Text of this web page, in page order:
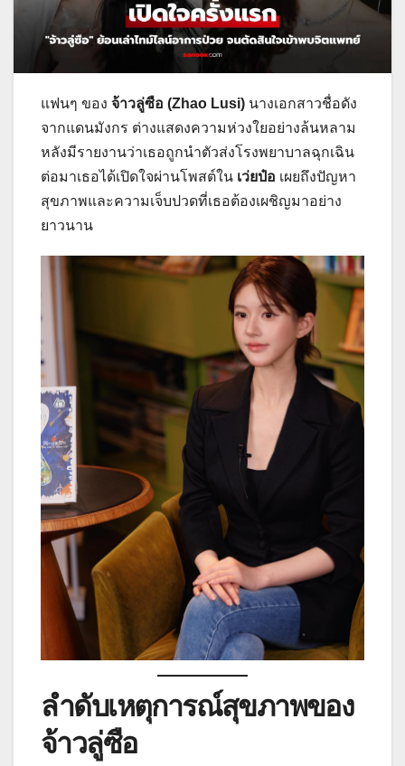
แฟนๆ ของ จ้าวลู่ซือ (Zhao Lusi) นางเอกสาวชื่อดัง
จากแดนมังกร ต่างแสดงความห่วงใยอย่างล้นหลาม
หลังมีรายงานว่าเธอถูกนำตัวส่งโรงพยาบาลฉุกเฉิน
ต่อมาเธอได้เปิดใจผ่านโพสต์ใน เว่ยป๋อ เผยถึงปัญหา
สุขภาพและความเจ็บปวดที่เธอต้องเผชิญมาอย่าง
ยาวนาน
ลำดับเหตุการณ์สุขภาพของ
จ้าวลู่ซือ